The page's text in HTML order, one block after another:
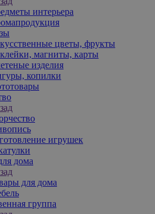
интерьера
цветы, фрукты
магниты, карты
изделия
копилки
игрушек
дома
для дома
группа